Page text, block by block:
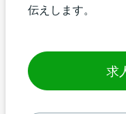
伝えします。
求